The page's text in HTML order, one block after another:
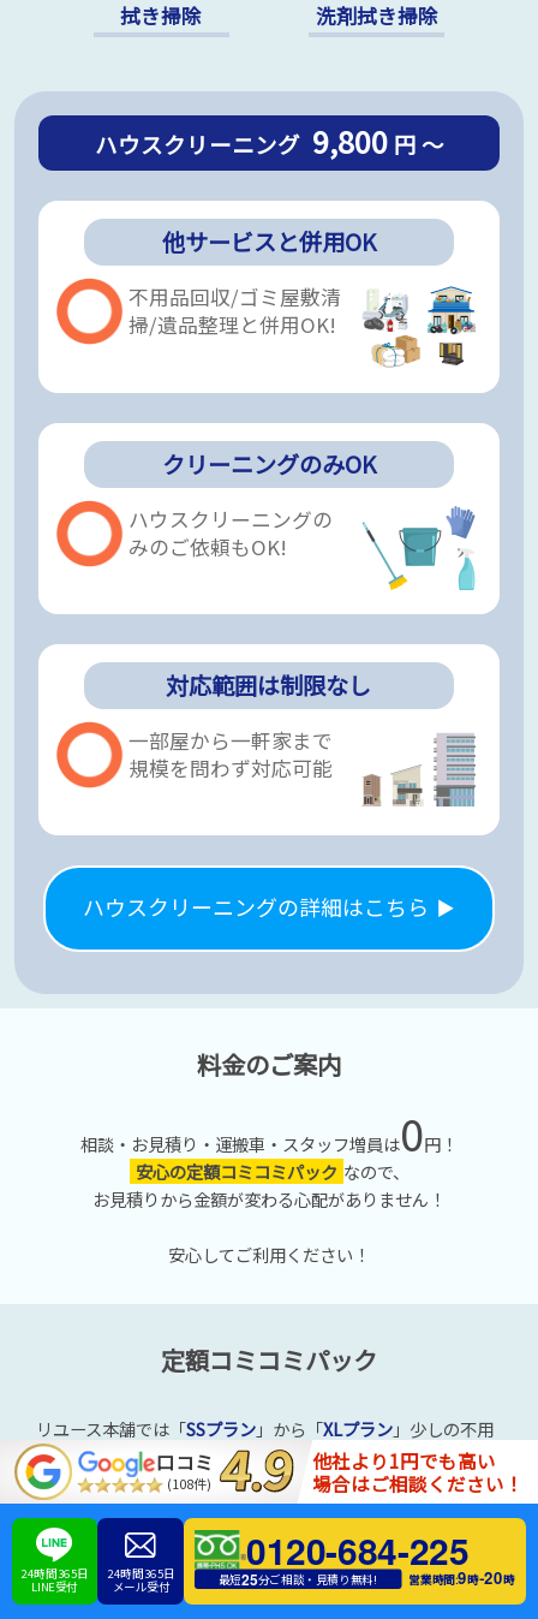
拭き掃除 洗剤拭き掃除
ハウスクリーニング 9,800 円 ～
他サービスと併用OK
不用品回収/ゴミ屋敷清
掃/遺品整理と併用OK!
クリーニングのみOK
ハウスクリーニングの
みのご依頼もOK!
対応範囲は制限なし
一部屋から一軒家まで
規模を問わず対応可能
ハウスクリーニングの詳細はこちら
料金のご案内
相談・お見積り・運搬車・スタッフ増員は0円！
安心の定額コミコミパック なので、
お見積りから金額が変わる心配がありません！
安心してご利用ください！
定額コミコミパック
リユース本舗では「SSプラン」から「XLプラン」少しの不用
品を回収する「お助けパック 」まで幅広いプランをご用意し
ております。
口コミ
(108件)
他社より1円でも高い
場合はご相談ください！
24時間365日
LINE受付
24時間365日
メール受付
0120-684-225
最短25分ご相談・見積り無料! 営業時間:9時-20時